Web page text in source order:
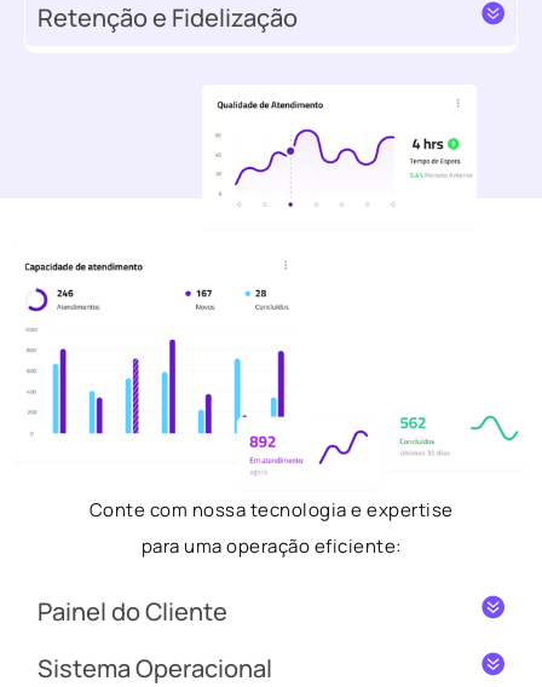
Retenção e Fidelização
Conte com nossa tecnologia e expertise
para uma operação eficiente:
Painel do Cliente
Sistema Operacional